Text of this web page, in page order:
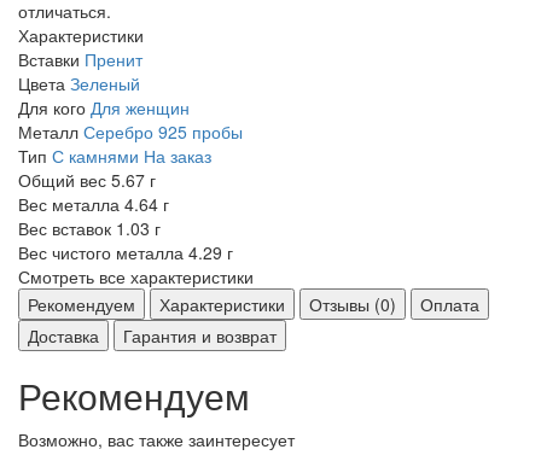
отличаться.
Характеристики
Вставки Пренит
Цвета Зеленый
Для кого Для женщин
Металл Серебро 925 пробы
Тип С камнями На заказ
Общий вес 5.67 г
Вес металла 4.64 г
Вес вставок 1.03 г
Вес чистого металла 4.29 г
Смотреть все характеристики
Рекомендуем
Характеристики Отзывы (0)
Оплата
Доставка
Гарантия и возврат
Рекомендуем
Возможно, вас также заинтересует